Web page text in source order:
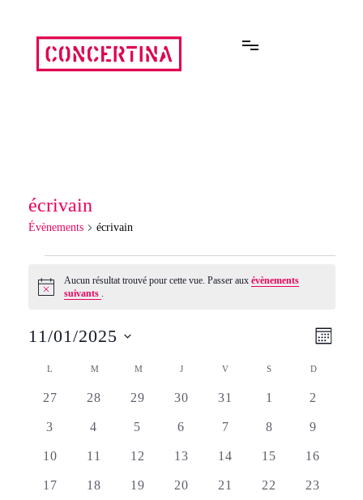
contenu
écrivain
Évènements écrivain
Évènements
Notice
Aucun résultat trouvé pour cette vue. Passer auxévènements
suivants .
par
MOIS
11/01/2025
Calendrier
de
Évènements
L MMARDI MMERCREDI
JJEUDI V VENDREDI
S D
0
27
0
28
0
29
0
30
0
31
01
0
2
0
3
0
4
0
5
0
6
0
7
0
8
0
9
010
011
012
013
014
015
016
017
018
019
0
20
0
21
0
22
0
23